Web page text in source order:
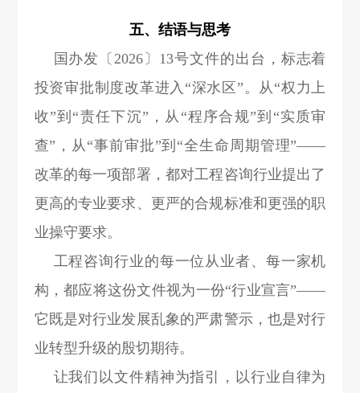
五、结语与思考
国办发〔2026〕13号文件的出台，标志着
投资审批制度改革进入“深水区”。从“权力上
收”到“责任下沉”，从“程序合规”到“实质审
查”，从“事前审批”到“全生命周期管理”——
改革的每一项部署，都对工程咨询行业提出了
更高的专业要求、更严的合规标准和更强的职
业操守要求。
工程咨询行业的每一位从业者、每一家机
构，都应将这份文件视为一份“行业宣言”——
它既是对行业发展乱象的严肃警示，也是对行
业转型升级的殷切期待。
让我们以文件精神为指引，以行业自律为